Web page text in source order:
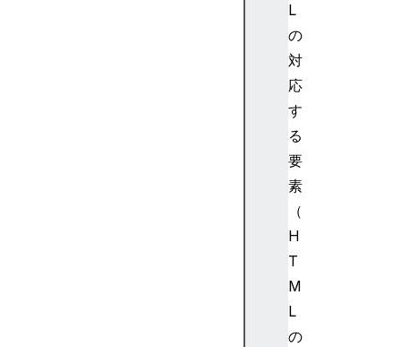
L
の
対
応
す
る
要
素
（
H
T
M
L
の